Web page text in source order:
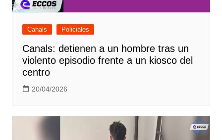
Canals Policiales
Canals: detienen a un hombre tras un
violento episodio frente a un kiosco del
centro
20/04/2026